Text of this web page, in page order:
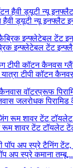
हैवी ड्यूटी न्यू इनफ्लैट
इन्फ्लेटेबल टेंट
टीपी कॉटन
जलरोधक पिरामिड
शावर टेंट टॉयलेट
अप स्प्रे कमाना